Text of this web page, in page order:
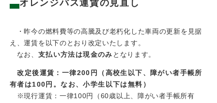
オレンジバス運賃の見直し
・昨今の燃料費等の高騰及び老朽化した車両の更新を見据
え、運賃を以下のとおり改定いたします。
なお、 支払い方法は現金のみ となります。
改定後運賃：一律200円（高校生以下、障がい者手帳所
有者は100円。なお、小学生以下は無料）
※現行運賃：一律100円（60歳以上、障がい者手帳所有